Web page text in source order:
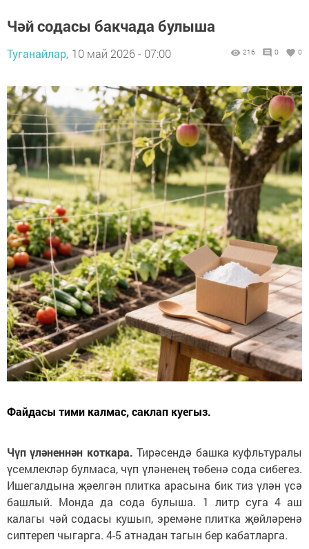
Чәй содасы бакчада булыша
Туганайлар, 10 май 2026 - 07:00 216 0 0
Файдасы тими калмас, саклап куегыз.
Чүп үләненнән коткара. Тирәсендә башка куфльтуралы
үсемлекләр булмаса, чүп үләненең төбенә сода сибегез.
Ишегалдына җәелгән плитка арасына бик тиз үлән үсә
башлый. Монда да сода булыша. 1 литр суга 4 аш
калагы чәй содасы кушып, эремәне плитка җөйләренә
сиптереп чыгарга. 4-5 атнадан тагын бер кабатларга.